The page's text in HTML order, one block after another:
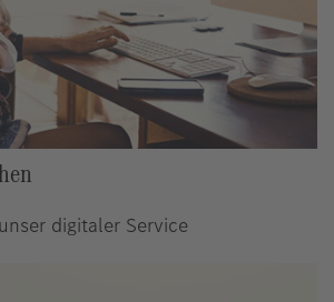
digitaler Service